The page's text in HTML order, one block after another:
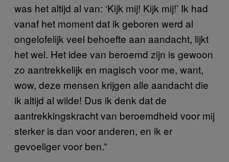
was het altijd al van: ‘Kijk mij! Kijk mij!’ Ik had
vanaf het moment dat ik geboren werd al
ongelofelijk veel behoefte aan aandacht, lijkt
het wel. Het idee van beroemd zijn is gewoon
zo aantrekkelijk en magisch voor me, want,
wow, deze mensen krijgen alle aandacht die
ik altijd al wilde! Dus ik denk dat de
aantrekkingskracht van beroemdheid voor mij
sterker is dan voor anderen, en ik er
gevoeliger voor ben.”